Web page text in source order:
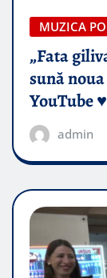
MUZICA
„Fata
sună
YouTube ♥️
admin